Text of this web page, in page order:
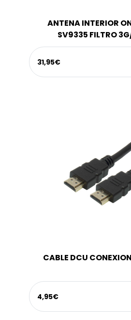
ANTENA INTERIOR
SV9335 FILTRO
31,95€
CABLE DCU
4,95€